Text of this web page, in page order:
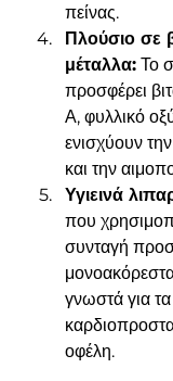
πείνας.
Πλούσιο σε
μέταλλα: Το
προσφέρει
Α, φυλλικό
ενισχύουν
και την
Υγιεινά
που
συνταγή
γνωστά για τα
οφέλη.